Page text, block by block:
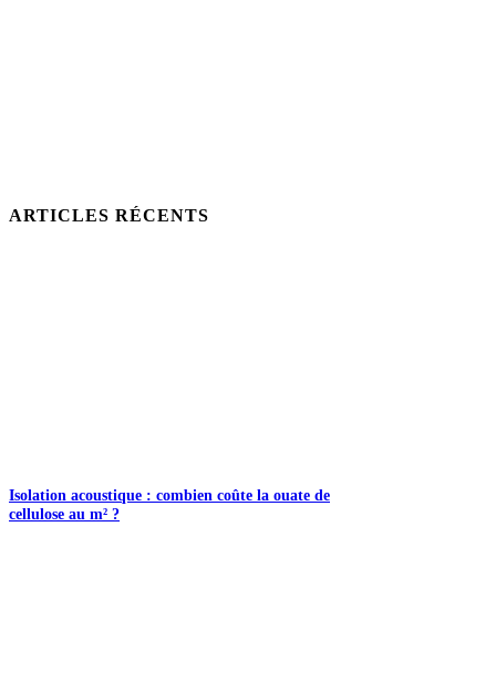
ARTICLES RÉCENTS
Isolation acoustique : combien coûte la ouate de
cellulose au m² ?